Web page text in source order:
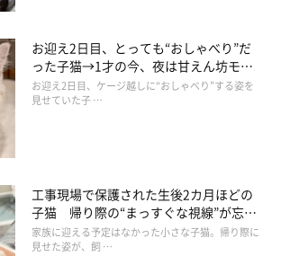
お迎え2日目、とっても“おしゃべり”だ
った子猫→1才の今、夜は甘えん坊モー
ドになるコに成長！
お迎え2日目、ケージ越しに“おしゃべり”する姿を
見せていた子 …
工事現場で保護された生後2カ月ほどの
子猫 帰り際の“まっすぐな視線”が忘れ
られず、家族の一員に
家族に迎える予定はなかった小さな子猫。帰り際に
見せた姿が、飼 …